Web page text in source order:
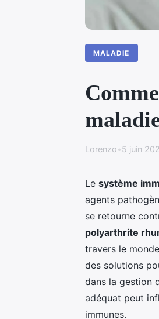
MALADIE
Lorenzo•5 juin
Le système
agents
se retourne
polyarthrite
travers le
des solutions
dans la gestion
adéquat peut
immunes.